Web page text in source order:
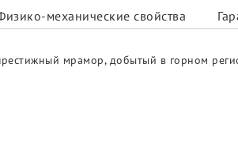
механические свойства
мрамор, добытый в горном